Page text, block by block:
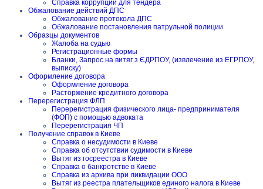
Справка коррупции для тендера
Обжалование действий ДПС
Обжалование протокола ДПС
Обжалование постановления патрульной полиции
Образцы документов
Жалоба на судью
Регистрационные формы
Бланки, Запрос на витяг з ЄДРПОУ, (извлечение из ЕГРПОУ,
выписку)
Оформление договора
Оформление договора
Расторжение кредитного договора
Перерегистрация ФЛП
Перерегистрация физического лица- предпринимателя
(ФОП) с помощью адвоката
Перерегистрация ЧП
Получение справок в Киеве
Справка о несудимости в Киеве
Справка об отсутствии судимости в Киеве
Вытяг из госреестра в Киеве
Справка о банкротстве в Киеве
Справка из архива при ликвидации ООО
Вытяг из реестра плательщиков единого налога в Киеве